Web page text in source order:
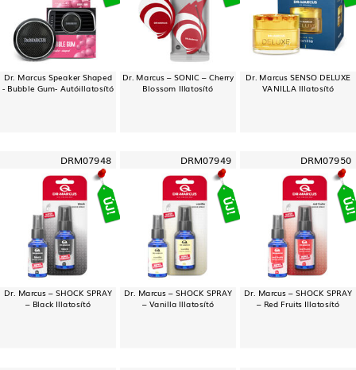
Dr. Marcus Speaker Shaped
- Bubble Gum- Autóillatosító
Dr. Marcus – SONIC – Cherry
Blossom Illatosító
Dr. Marcus SENSO DELUXE
VANILLA Illatosító
DRM07948
Dr. Marcus – SHOCK SPRAY
– Black Illatosító
DRM07949
Dr. Marcus – SHOCK SPRAY
– Vanilla Illatosító
DRM07950
Dr. Marcus – SHOCK SPRAY
– Red Fruits Illatosító